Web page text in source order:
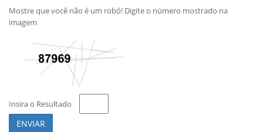
Mostre que você não é um robô! Digite o número mostrado na
imagem
Insira o Resultado
ENVIAR